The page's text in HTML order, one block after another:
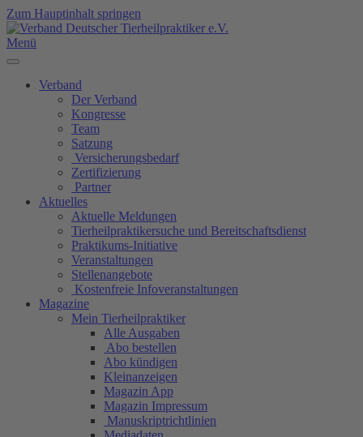
Zum Hauptinhalt springen
Menü
Verband
Der Verband
Kongresse
Team
Satzung
Versicherungsbedarf
Zertifizierung
Partner
Aktuelles
Aktuelle Meldungen
Tierheilpraktikersuche und Bereitschaftsdienst
Praktikums-Initiative
Veranstaltungen
Stellenangebote
Kostenfreie Infoveranstaltungen
Magazine
Mein Tierheilpraktiker
Alle Ausgaben
Abo bestellen
Abo kündigen
Kleinanzeigen
Magazin App
Magazin Impressum
Manuskriptrichtlinien